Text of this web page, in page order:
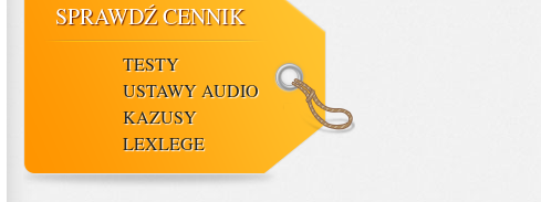
SPRAWDŹ CENNIK
TESTY
USTAWY AUDIO
KAZUSY
LEXLEGE